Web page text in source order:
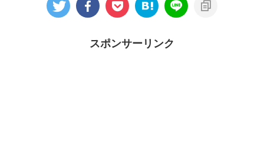
スポンサーリンク